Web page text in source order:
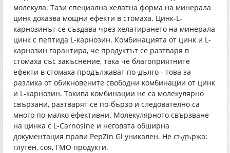
молекула. Тази специална хелатна форма на минерала
цинк доказва мощни ефекти в стомаха. Цинк-L-
карнозинът се създава чрез хелатирането на минерала
цинк с пептида L-карнозин. Комбинацията от цинк и L-
карнозин гарантира, че продуктът се разтваря в
стомаха със закъснение, така че благоприятните
ефекти в стомаха продължават по-дълго - това за
разлика от обикновените свободни комбинации от цинк
и L-карнозин. Такива комбинации не са молекулярно
свързани, разтварят се по-бързо и следователно са
много по-малко ефективни. Молекулярното свързване
на цинка с L-Carnosine и неговата обширна
документация прави PepZin Gl уникален. Не съдържа:
глутен, соя, ГМО продукти.